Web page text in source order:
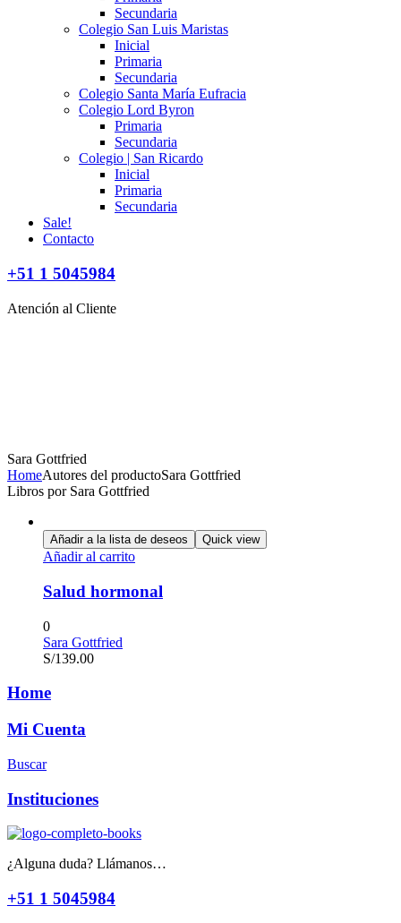
Secundaria
Colegio San Luis Maristas
Inicial
Primaria
Secundaria
Colegio Santa María Eufracia
Colegio Lord Byron
Primaria
Secundaria
Colegio | San Ricardo
Inicial
Primaria
Secundaria
Sale!
Contacto
+51 1 5045984
Atención al Cliente
Sara Gottfried
HomeAutores del productoSara Gottfried
Libros por Sara Gottfried
Añadir a la lista de deseos Quick view
Añadir al carrito
Salud hormonal
0
Sara Gottfried
S/139.00
Home
Mi Cuenta
Buscar
Instituciones
¿Alguna duda? Llámanos…
+51 1 5045984